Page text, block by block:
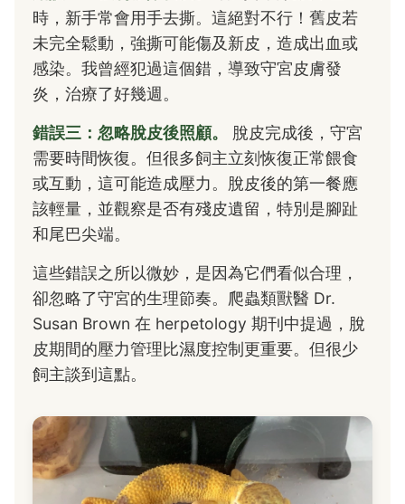
時，新手常會用手去撕。這絕對不行！舊皮若
未完全鬆動，強撕可能傷及新皮，造成出血或
感染。我曾經犯過這個錯，導致守宮皮膚發
炎，治療了好幾週。
錯誤三：忽略脫皮後照顧。
脫皮完成後，守宮
需要時間恢復。但很多飼主立刻恢復正常餵食
或互動，這可能造成壓力。脫皮後的第一餐應
該輕量，並觀察是否有殘皮遺留，特別是腳趾
和尾巴尖端。
這些錯誤之所以微妙，是因為它們看似合理，
卻忽略了守宮的生理節奏。爬蟲類獸醫 Dr.
Susan Brown 在 herpetology 期刊中提過，脫
皮期間的壓力管理比濕度控制更重要。但很少
飼主談到這點。